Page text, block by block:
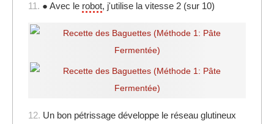
11. ● Avec le robot, j'utilise la vitesse 2 (sur 10)
12. Un bon pétrissage développe le réseau glutineux